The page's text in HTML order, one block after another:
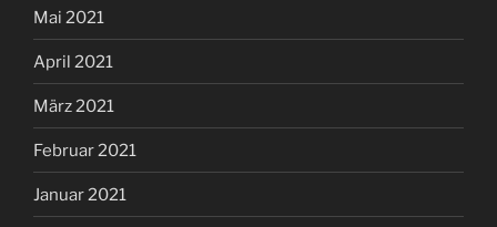
Mai 2021
April 2021
März 2021
Februar 2021
Januar 2021